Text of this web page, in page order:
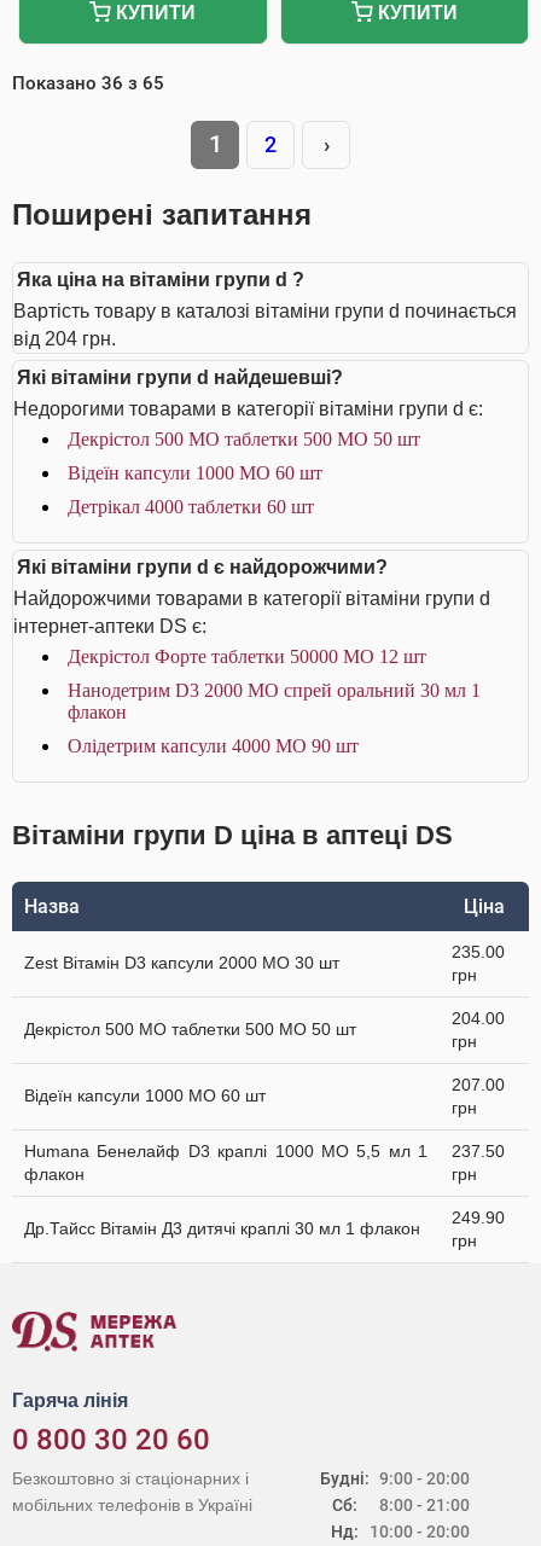
КУПИТИ КУПИТИ
Показано 36 з 65
1 2 ›
Поширені запитання
Яка ціна на вітаміни групи d ?
Вартість товару в каталозі вітаміни групи d починається
від 204 грн.
Які вітаміни групи d найдешевші?
Недорогими товарами в категорії вітаміни групи d є:
Декрістол 500 МО таблетки 500 МО 50 шт
Відеїн капсули 1000 МО 60 шт
Детрікал 4000 таблетки 60 шт
Які вітаміни групи d є найдорожчими?
Найдорожчими товарами в категорії вітаміни групи d
інтернет-аптеки DS є:
Декрістол Форте таблетки 50000 МО 12 шт
Нанодетрим D3 2000 МО спрей оральний 30 мл 1
флакон
Олідетрим капсули 4000 МО 90 шт
Вітаміни групи D ціна в аптеці DS
Назва Ціна
Zest Вітамін D3 капсули 2000 МО 30 шт
235.00
грн
Декрістол 500 МО таблетки 500 МО 50 шт
204.00
грн
Відеїн капсули 1000 МО 60 шт
207.00
грн
Humana Бенелайф D3 краплі 1000 МО 5,5 мл 1
флакон
237.50
грн
Др.Тайсс Вітамін Д3 дитячі краплі 30 мл 1 флакон
249.90
грн
Гаряча лінія
0 800 30 20 60
Будні:
Сб:
Нд:
9:00 - 20:00
8:00 - 21:00
10:00 - 20:00
Безкоштовно зі стаціонарних і
мобільних телефонів в Україні